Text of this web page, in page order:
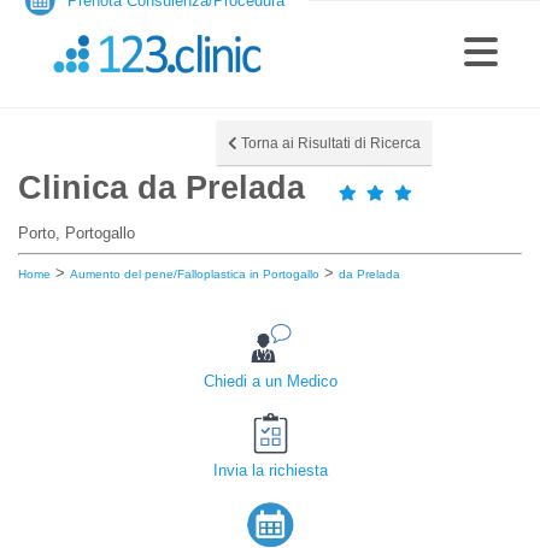
Torna ai Risultati di Ricerca
Clinica da Prelada
Porto, Portogallo
Home > Aumento del pene/Falloplastica in Portogallo > da Prelada
Chiedi a un Medico
Invia la richiesta